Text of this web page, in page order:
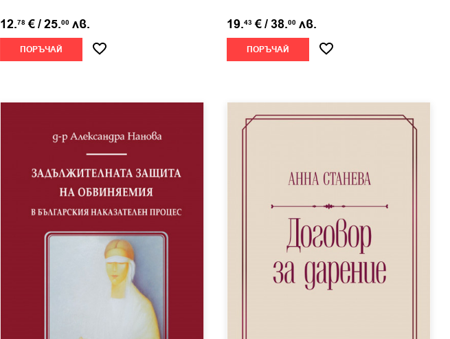
12.78 €/25.00 лв.
ПОРЪЧАЙ
19.43 €/38.00 лв.
ПОРЪЧАЙ